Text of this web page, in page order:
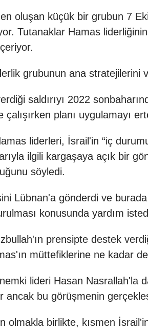
oluşan küçük bir grubun 7
Tutanaklar Hamas liderliğinin
grubunun ana stratejilerini
saldırıyı 2022
planı uygulamayı
liderleri, İsrail'in “iç
ilgili kargaşaya açık bir
söyledi.
Lübnan'a gönderdi ve
konusunda yardım
prensipte destek
müttefiklerine ne kadar
lideri Hasan Nasrallah'la
ancak bu görüşmenin
birlikte, kısmen